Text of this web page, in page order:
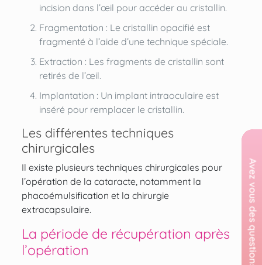
incision dans l’œil pour accéder au cristallin.
Fragmentation : Le cristallin opacifié est
fragmenté à l’aide d’une technique spéciale.
Extraction : Les fragments de cristallin sont
retirés de l’œil.
Implantation : Un implant intraoculaire est
inséré pour remplacer le cristallin.
Les différentes techniques
chirurgicales
Il existe plusieurs techniques chirurgicales pour
l’opération de la cataracte, notamment la
phacoémulsification et la chirurgie
extracapsulaire.
La période de récupération après
l’opération